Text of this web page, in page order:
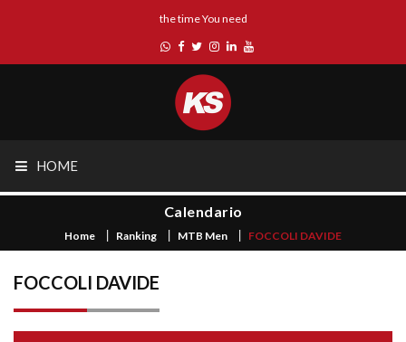
the time You need
HOME
Calendario
Home Ranking MTB Men FOCCOLI DAVIDE
FOCCOLI DAVIDE